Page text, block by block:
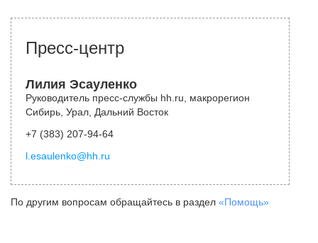
Пресс-центр
Лилия Эсауленко
Руководитель пресс-службы hh.ru, макрорегион
Сибирь, Урал, Дальний Восток
+7 (383) 207-94-64
l.esaulenko@hh.ru
По другим вопросам обращайтесь в раздел «Помощь»